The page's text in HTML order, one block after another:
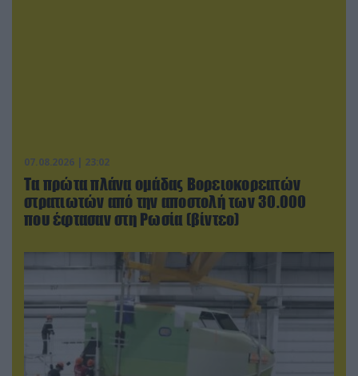
07.08.2026 | 23:02
Τα πρώτα πλάνα ομάδας Βορειοκορεατών
στρατιωτών από την αποστολή των 30.000
που έφτασαν στη Ρωσία (βίντεο)